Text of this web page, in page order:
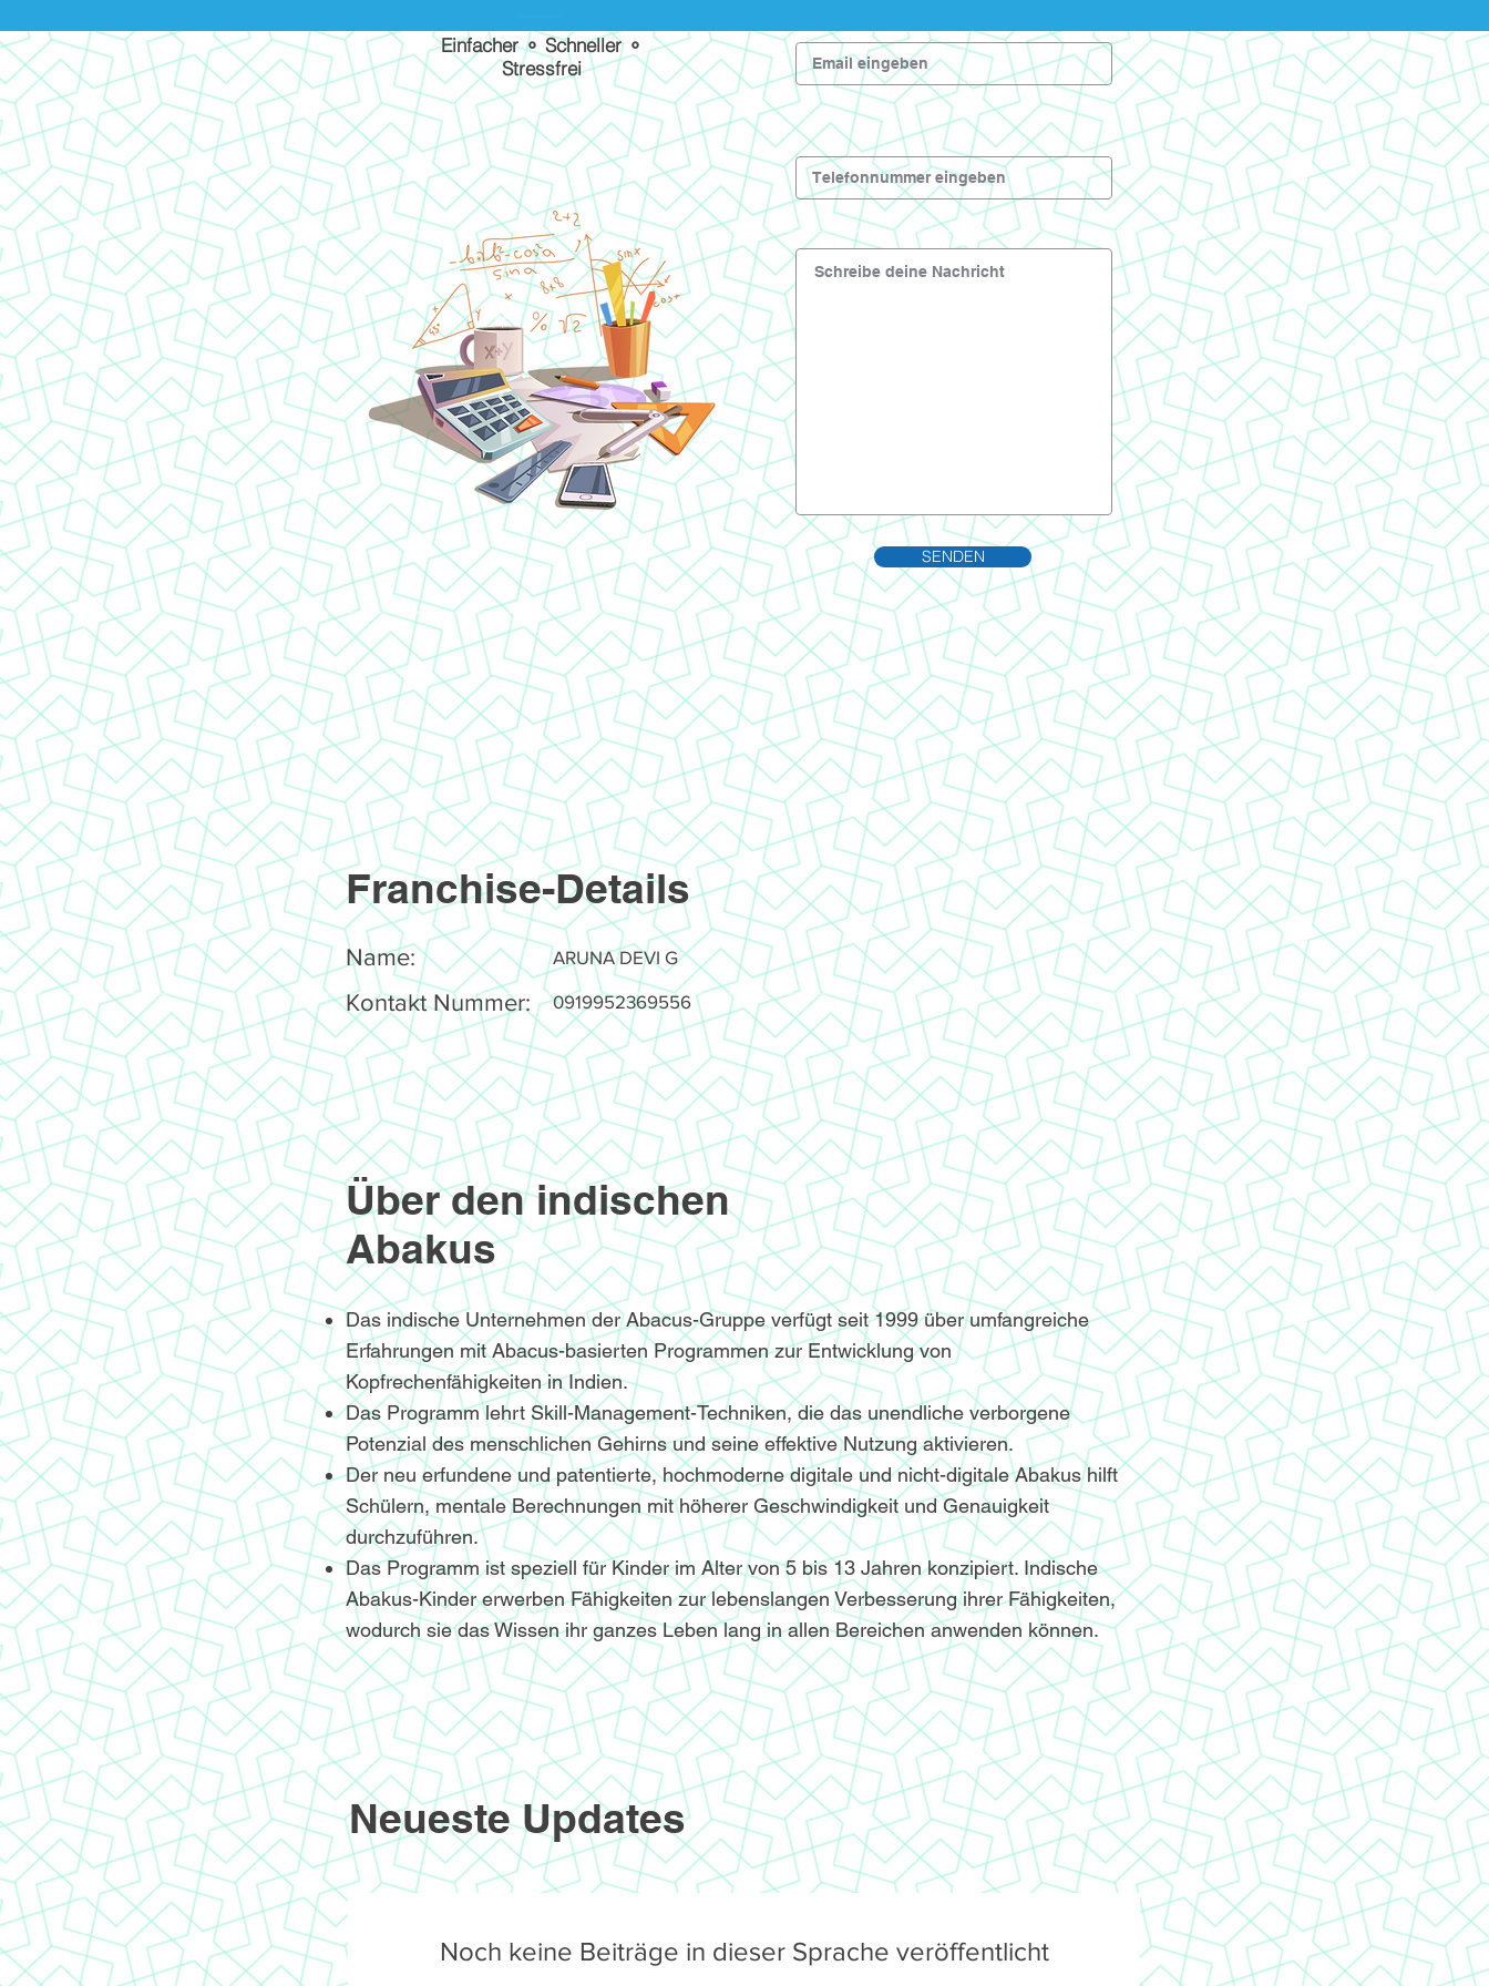
Einfacher ⚬ Schneller ⚬
Stressfrei
SENDEN
Franchise-Details
Name:
Kontakt Nummer:
ARUNA DEVI G
0919952369556
Über den indischen
Abakus
Das indische Unternehmen der Abacus-Gruppe verfügt seit 1999 über umfangreiche
Erfahrungen mit Abacus-basierten Programmen zur Entwicklung von
Kopfrechenfähigkeiten in Indien.
Das Programm lehrt Skill-Management-Techniken, die das unendliche verborgene
Potenzial des menschlichen Gehirns und seine effektive Nutzung aktivieren.
Der neu erfundene und patentierte, hochmoderne digitale und nicht-digitale Abakus hilft
Schülern, mentale Berechnungen mit höherer Geschwindigkeit und Genauigkeit
durchzuführen.
Das Programm ist speziell für Kinder im Alter von 5 bis 13 Jahren konzipiert. Indische
Abakus-Kinder erwerben Fähigkeiten zur lebenslangen Verbesserung ihrer Fähigkeiten,
wodurch sie das Wissen ihr ganzes Leben lang in allen Bereichen anwenden können.
Neueste Updates
Noch keine Beiträge in dieser Sprache veröffentlicht